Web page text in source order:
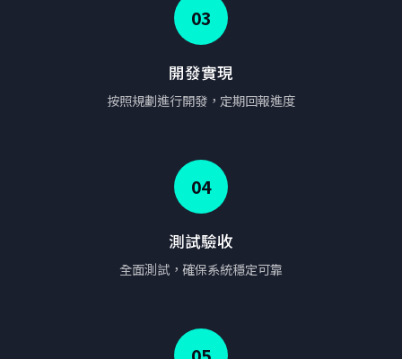
03
開發實現
按照規劃進行開發，定期回報進度
04
測試驗收
全面測試，確保系統穩定可靠